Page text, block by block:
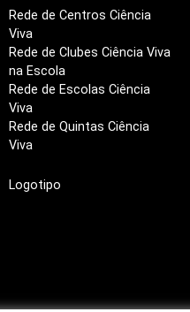
Rede de Centros Ciência
Viva
Rede de Clubes Ciência Viva
na Escola
Rede de Escolas Ciência
Viva
Rede de Quintas Ciência
Viva
Logotipo